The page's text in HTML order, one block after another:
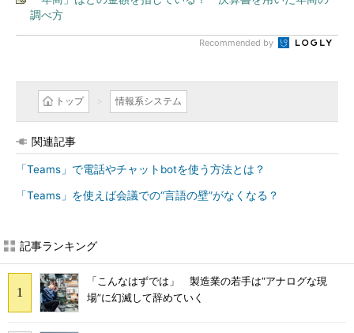
調べ方
Recommended by
トップ 情報系システム
関連記事
「Teams」で電話やチャットbotを使う方法とは？
「Teams」を使えば会議での“言語の壁”がなくなる？
記事ランキング
「こんなはずでは」 製造業の若手は“アナログな現
場”に幻滅して辞めていく